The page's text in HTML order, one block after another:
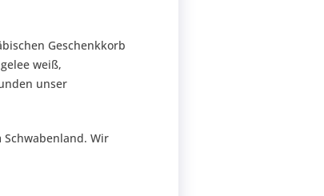
Geschenkkorb
weiß,
unser
Wir